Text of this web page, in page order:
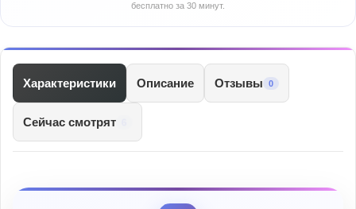
бесплатно за 30 минут.
Характеристики Описание Отзывы 0
Сейчас смотрят